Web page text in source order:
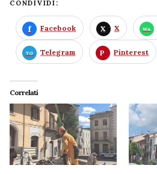
CONDIVIDI:
Facebook X
Telegram Pinterest
Correlati